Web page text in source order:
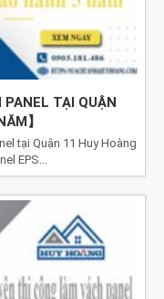
PANEL TẠI QUẬN
】
tại Quận 11 Huy Hoàng
EPS...